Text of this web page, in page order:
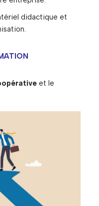
didactique et
et le